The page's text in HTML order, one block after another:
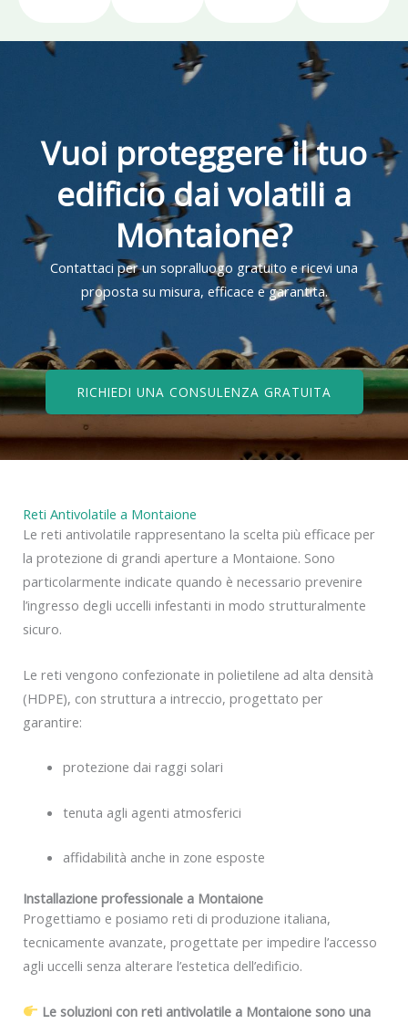
Vuoi proteggere il tuo
edificio dai volatili a
Montaione?
Contattaci per un sopralluogo gratuito e ricevi una
proposta su misura, efficace e garantita.
RICHIEDI UNA CONSULENZA GRATUITA
Reti Antivolatile a Montaione
Le reti antivolatile rappresentano la scelta più efficace per
la protezione di grandi aperture a Montaione. Sono
particolarmente indicate quando è necessario prevenire
l’ingresso degli uccelli infestanti in modo strutturalmente
sicuro.
Le reti vengono confezionate in polietilene ad alta densità
(HDPE), con struttura a intreccio, progettato per
garantire:
protezione dai raggi solari
tenuta agli agenti atmosferici
affidabilità anche in zone esposte
Installazione professionale a Montaione
Progettiamo e posiamo reti di produzione italiana,
tecnicamente avanzate, progettate per impedire l’accesso
agli uccelli senza alterare l’estetica dell’edificio.
Le soluzioni con reti antivolatile a Montaione sono una